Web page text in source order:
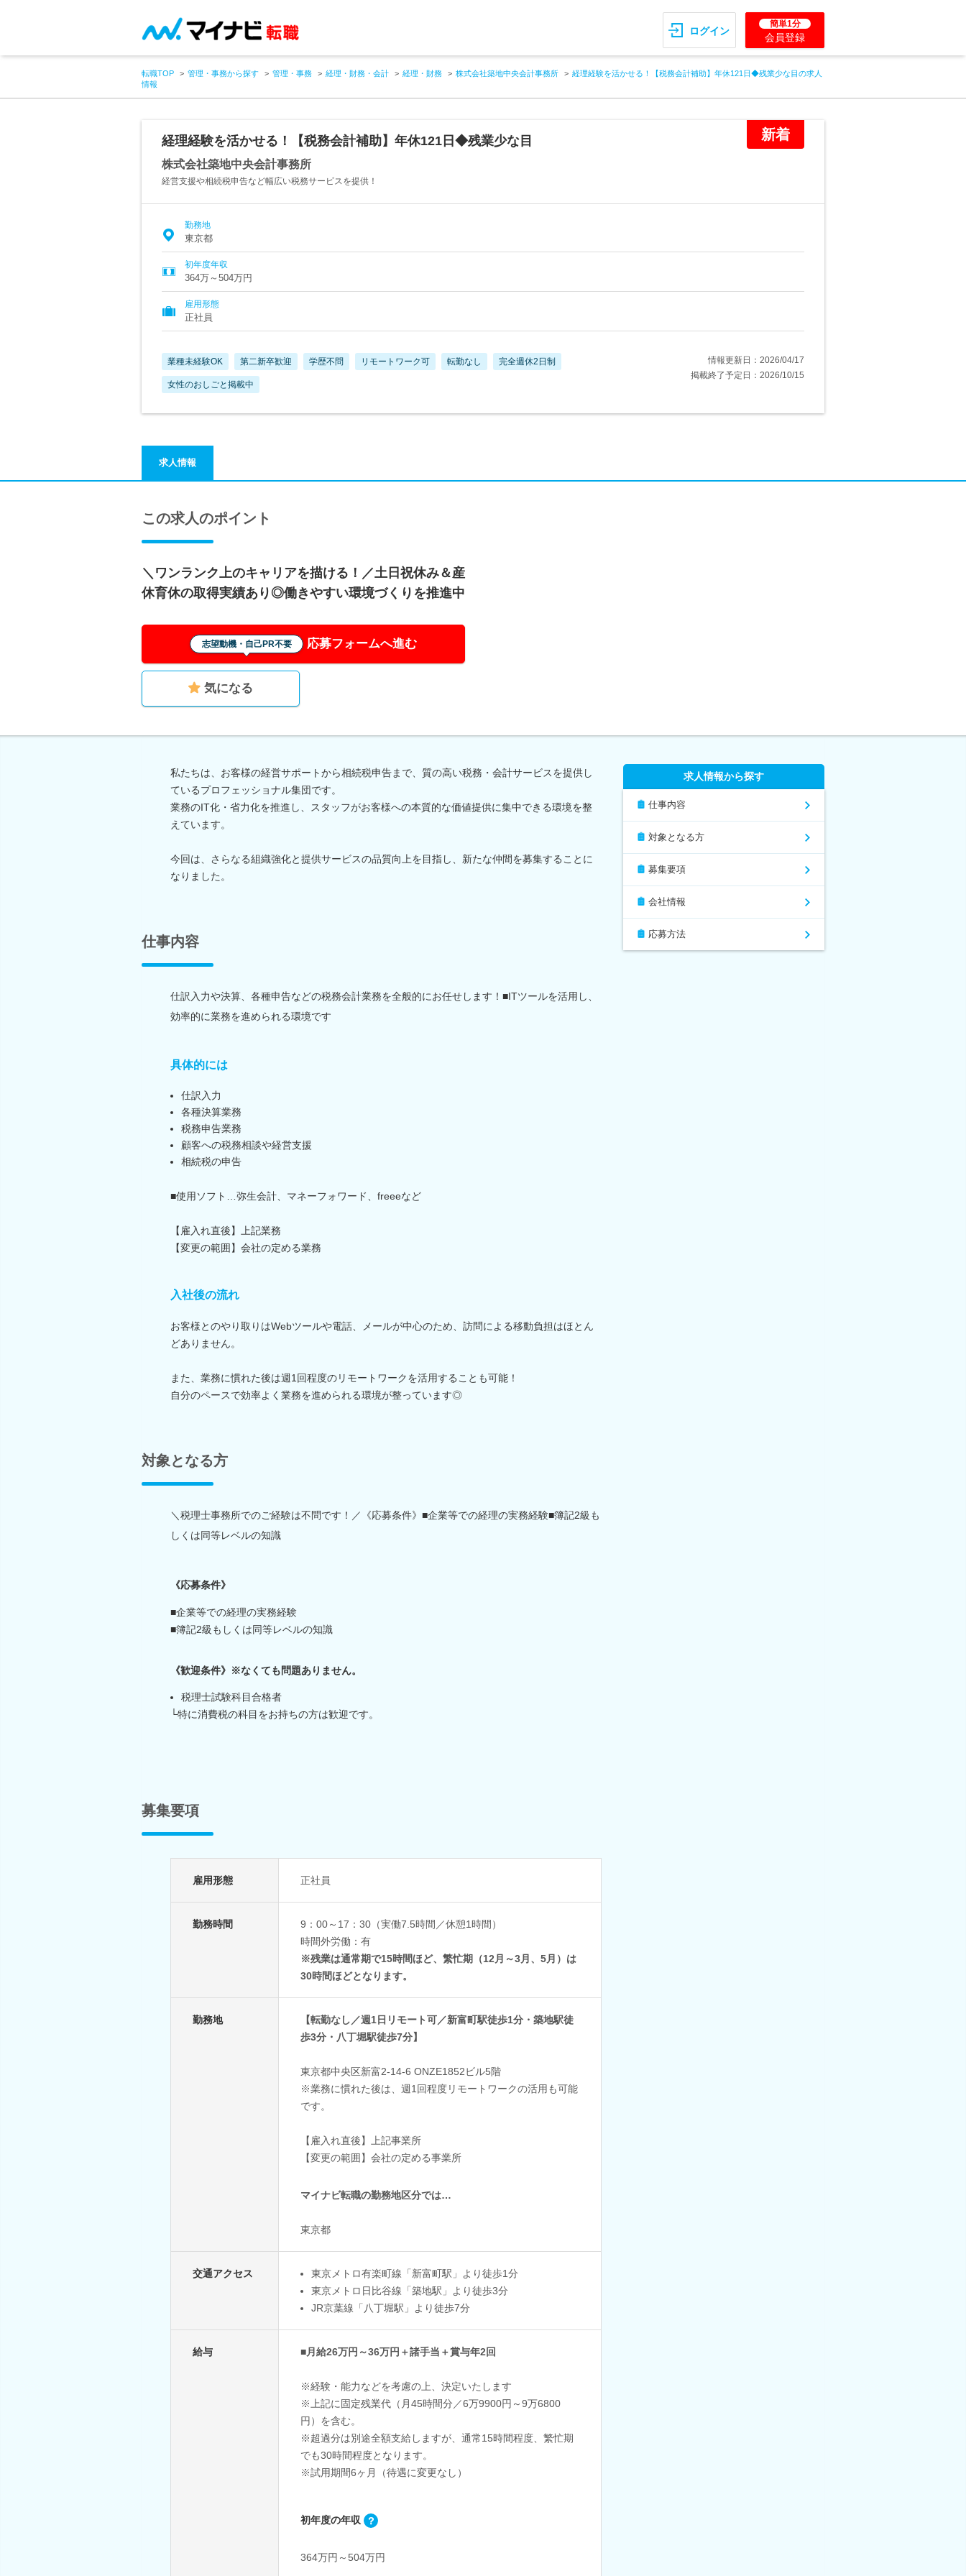
ログイン
簡単1分
会員登録
転職TOP 管理・事務から探す 管理・事務 経理・財務・会計 経理・財務 株式会社築地中央会計事務所
経理経験を活かせる！【税務会計補助】年休121日◆残業少な目の求人
情報
新着
経理経験を活かせる！【税務会計補助】年休121日◆残業少な目
株式会社築地中央会計事務所
経営支援や相続税申告など幅広い税務サービスを提供！
勤務地
東京都
初年度年収
364万～504万円
雇用形態
正社員
業種未経験OK 第二新卒歓迎 学歴不問 リモートワーク可 転勤なし 完全週休2日制
女性のおしごと掲載中
情報更新日：2026/04/17
掲載終了予定日：2026/10/15
求人情報
この求人のポイント
＼ワンランク上のキャリアを描ける！／土日祝休み＆産
休育休の取得実績あり◎働きやすい環境づくりを推進中
志望動機・自己PR不要 応募フォームへ進む
気になる
私たちは、お客様の経営サポートから相続税申告まで、質の高い税務・会計サービスを提供し
ているプロフェッショナル集団です。
業務のIT化・省力化を推進し、スタッフがお客様への本質的な価値提供に集中できる環境を整
えています。
今回は、さらなる組織強化と提供サービスの品質向上を目指し、新たな仲間を募集することに
なりました。
仕事内容
仕訳入力や決算、各種申告などの税務会計業務を全般的にお任せします！■ITツールを活用し、
効率的に業務を進められる環境です
具体的には
仕訳入力
各種決算業務
税務申告業務
顧客への税務相談や経営支援
相続税の申告
■使用ソフト…弥生会計、マネーフォワード、freeeなど
【雇入れ直後】上記業務
【変更の範囲】会社の定める業務
入社後の流れ
お客様とのやり取りはWebツールや電話、メールが中心のため、訪問による移動負担はほとん
どありません。
また、業務に慣れた後は週1回程度のリモートワークを活用することも可能！
自分のペースで効率よく業務を進められる環境が整っています◎
対象となる方
＼税理士事務所でのご経験は不問です！／《応募条件》■企業等での経理の実務経験■簿記2級も
しくは同等レベルの知識
《応募条件》
■企業等での経理の実務経験
■簿記2級もしくは同等レベルの知識
《歓迎条件》※なくても問題ありません。
税理士試験科目合格者
└特に消費税の科目をお持ちの方は歓迎です。
募集要項
雇用形態 正社員
勤務時間
9：00～17：30（実働7.5時間／休憩1時間）
時間外労働：有
※残業は通常期で15時間ほど、繁忙期（12月～3月、5月）は
30時間ほどとなります。
勤務地
【転勤なし／週1日リモート可／新富町駅徒歩1分・築地駅徒
歩3分・八丁堀駅徒歩7分】
東京都中央区新富2-14-6 ONZE1852ビル5階
※業務に慣れた後は、週1回程度リモートワークの活用も可能
です。
【雇入れ直後】上記事業所
【変更の範囲】会社の定める事業所
マイナビ転職の勤務地区分では…
東京都
交通アクセス
東京メトロ有楽町線「新富町駅」より徒歩1分
東京メトロ日比谷線「築地駅」より徒歩3分
JR京葉線「八丁堀駅」より徒歩7分
給与 ■月給26万円～36万円＋諸手当＋賞与年2回
※経験・能力などを考慮の上、決定いたします
※上記に固定残業代（月45時間分／6万9900円～9万6800
円）を含む。
※超過分は別途全額支給しますが、通常15時間程度、繁忙期
でも30時間程度となります。
※試用期間6ヶ月（待遇に変更なし）
初年度の年収
364万円～504万円
求人情報から探す
仕事内容
対象となる方
募集要項
会社情報
応募方法